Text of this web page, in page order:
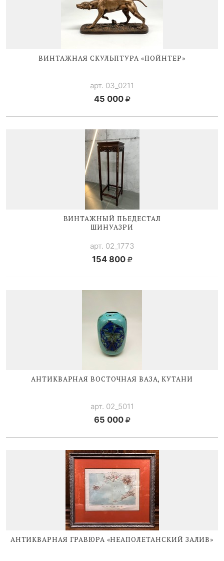
ВИНТАЖНАЯ СКУЛЬПТУРА «ПОЙНТЕР»
арт. 03_0211
45 000
ВИНТАЖНЫЙ ПЬЕДЕСТАЛ
ШИНУАЗРИ
арт. 02_1773
154 800
АНТИКВАРНАЯ ВОСТОЧНАЯ ВАЗА, КУТАНИ
арт. 02_5011
65 000
АНТИКВАРНАЯ ГРАВЮРА «НЕАПОЛЕТАНСКИЙ ЗАЛИВ»